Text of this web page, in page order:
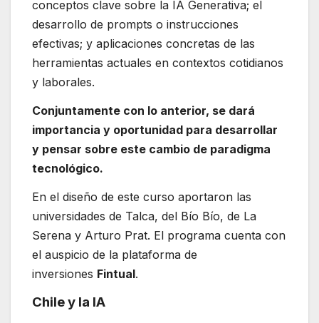
conceptos clave sobre la IA Generativa; el
desarrollo de prompts o instrucciones
efectivas; y aplicaciones concretas de las
herramientas actuales en contextos cotidianos
y laborales.
Conjuntamente con lo anterior, se dará
importancia y oportunidad para desarrollar
y pensar sobre este cambio de paradigma
tecnológico.
En el diseño de este curso aportaron las
universidades de Talca, del Bío Bío, de La
Serena y Arturo Prat. El programa cuenta con
el auspicio de la plataforma de
inversiones Fintual.
Chile y la IA